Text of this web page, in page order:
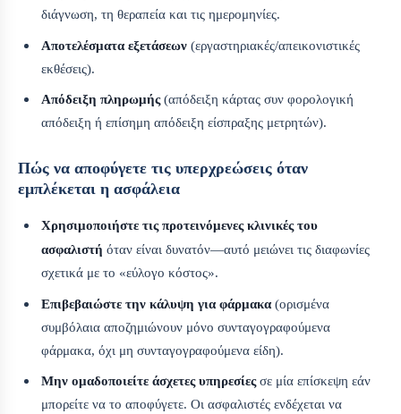
διάγνωση, τη θεραπεία και τις ημερομηνίες.
Αποτελέσματα εξετάσεων (εργαστηριακές/απεικονιστικές
εκθέσεις).
Απόδειξη πληρωμής(απόδειξη κάρτας συν φορολογική
απόδειξη ή επίσημη απόδειξη είσπραξης μετρητών).
Πώς να αποφύγετε τις υπερχρεώσεις όταν
εμπλέκεται η ασφάλεια
Χρησιμοποιήστε τις προτεινόμενες κλινικές του
ασφαλιστή όταν είναι δυνατόν—αυτό μειώνει τις διαφωνίες
σχετικά με το «εύλογο κόστος».
Επιβεβαιώστε την κάλυψη για φάρμακα(ορισμένα
συμβόλαια αποζημιώνουν μόνο συνταγογραφούμενα
φάρμακα, όχι μη συνταγογραφούμενα είδη).
Μην ομαδοποιείτε άσχετες υπηρεσίεςσε μία επίσκεψη εάν
μπορείτε να το αποφύγετε. Οι ασφαλιστές ενδέχεται να